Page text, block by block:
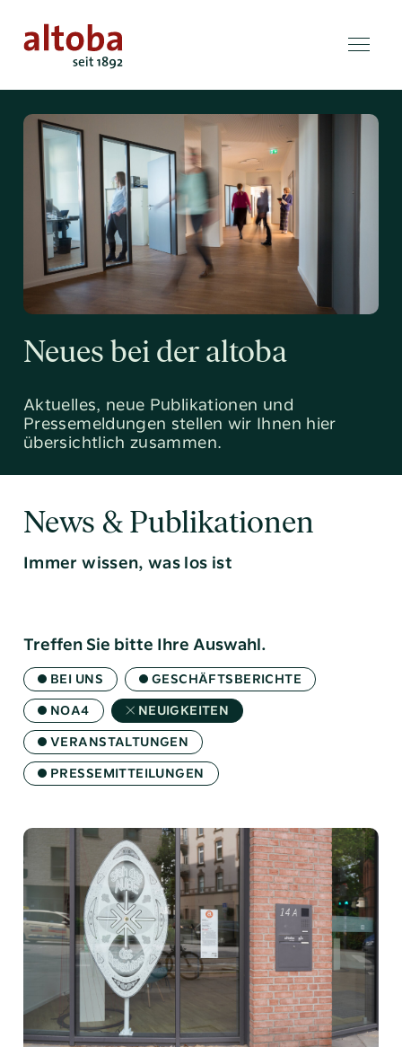
Wunschtermin vereinbaren
Neues bei der altoba
Aktuelles, neue Publikationen und
Pressemeldungen stellen wir Ihnen hier
übersichtlich zusammen.
News & Publikationen
Immer wissen, was los ist
Treffen Sie bitte Ihre Auswahl.
BEI UNS GESCHÄFTSBERICHTE
NOA4 NEUIGKEITEN
VERANSTALTUNGEN
PRESSEMITTEILUNGEN